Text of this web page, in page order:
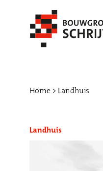
Home Landhuis
Landhuis